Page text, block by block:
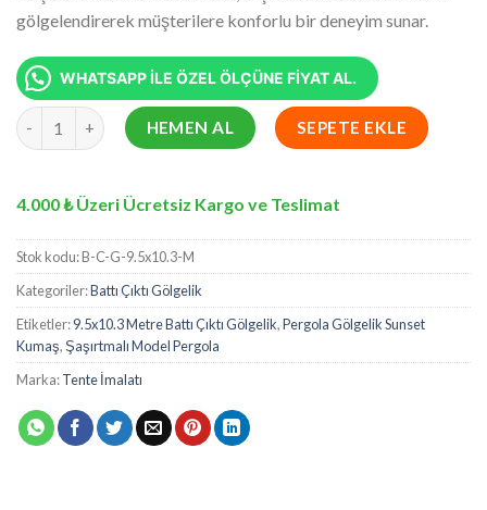
gölgelendirerek müşterilere konforlu bir deneyim sunar.
WHATSAPP İLE ÖZEL ÖLÇÜNE FİYAT AL.
9.5x10.3 Metre Battı Çıktı Gölgelik, Pergola Gölgelik Sunset
HEMEN AL SEPETE EKLE
4.000 ₺ Üzeri Ücretsiz Kargo ve Teslimat
Stok kodu:B-C-G-9.5x10.3-M
Kategoriler:Battı Çıktı Gölgelik
Etiketler:9.5x10.3 Metre Battı Çıktı Gölgelik,Pergola Gölgelik Sunset
Kumaş,Şaşırtmalı Model Pergola
Marka:Tente İmalatı